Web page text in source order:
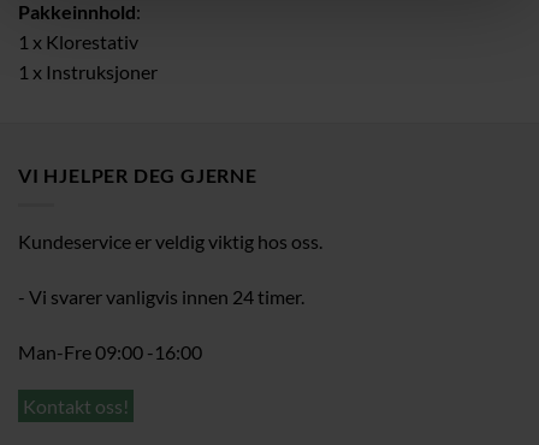
Pakkeinnhold:
1 x Klorestativ
1 x Instruksjoner
VI HJELPER DEG GJERNE
Kundeservice er veldig viktig hos oss.
- Vi svarer vanligvis innen 24 timer.
Man-Fre 09:00 -16:00
Kontakt oss!